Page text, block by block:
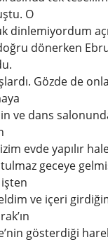
O
dinlemiyordum
dönerken
Gözde de
ve dans
evde yapılır
geceye
ve içeri
gösterdiği